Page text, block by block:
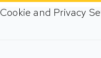
Cookie and Privacy